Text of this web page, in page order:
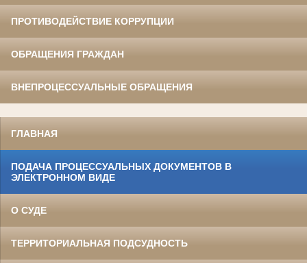
ПРОТИВОДЕЙСТВИЕ КОРРУПЦИИ
ОБРАЩЕНИЯ ГРАЖДАН
ВНЕПРОЦЕССУАЛЬНЫЕ ОБРАЩЕНИЯ
ГЛАВНАЯ
ПОДАЧА ПРОЦЕССУАЛЬНЫХ ДОКУМЕНТОВ В
ЭЛЕКТРОННОМ ВИДЕ
О СУДЕ
ТЕРРИТОРИАЛЬНАЯ ПОДСУДНОСТЬ